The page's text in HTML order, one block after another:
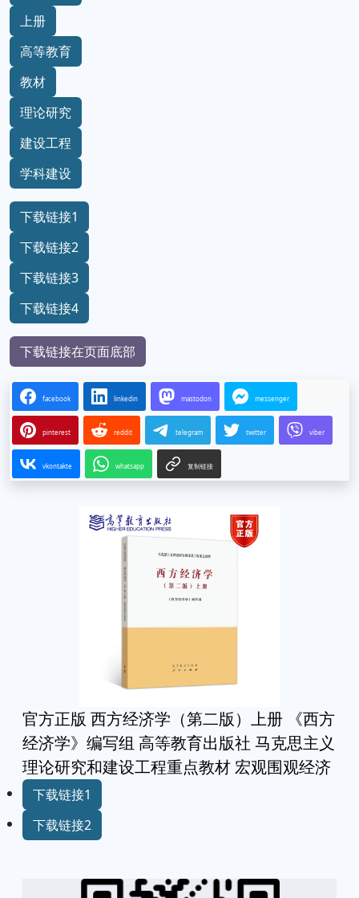
上册
高等教育
教材
理论研究
建设工程
学科建设
下载链接1
下载链接2
下载链接3
下载链接4
下载链接在页面底部
facebook linkedin mastodon messenger
pinterest reddit telegram twitter viber
vkontakte whatsapp 复制链接
官方正版 西方经济学（第二版）上册 《西方
经济学》编写组 高等教育出版社 马克思主义
理论研究和建设工程重点教材 宏观围观经济
下载链接1
下载链接2